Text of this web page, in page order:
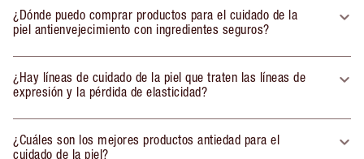
¿Dónde puedo comprar productos para el cuidado de la
piel antienvejecimiento con ingredientes seguros?
¿Hay líneas de cuidado de la piel que traten las líneas de
expresión y la pérdida de elasticidad?
¿Cuáles son los mejores productos antiedad para el
cuidado de la piel?